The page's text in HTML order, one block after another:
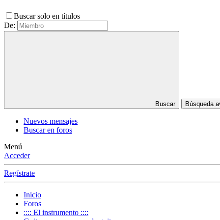
Buscar solo en títulos
De:
Buscar Búsqueda
Nuevos mensajes
Buscar en foros
Menú
Acceder
Regístrate
Inicio
Foros
:::: El instrumento ::::